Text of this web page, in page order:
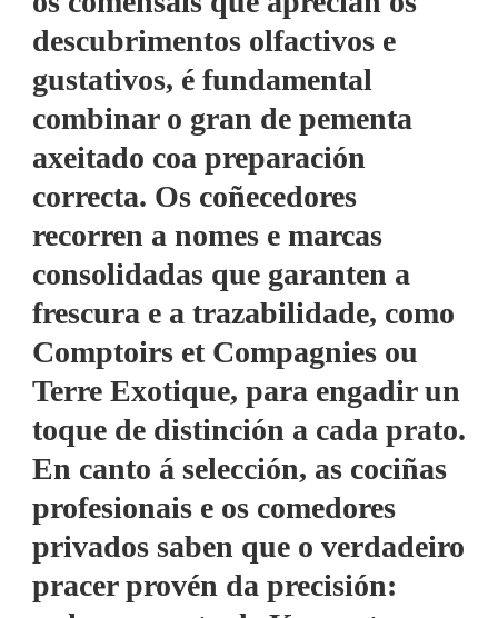
descubrimentos olfactivos e
gustativos, é fundamental
combinar o gran de pementa
axeitado coa preparación
correcta. Os coñecedores
recorren a nomes e marcas
consolidadas que garanten a
frescura e a trazabilidade, como
Comptoirs et Compagnies ou
Terre Exotique, para engadir un
toque de distinción a cada prato.
En canto á selección, as cociñas
profesionais e os comedores
privados saben que o verdadeiro
pracer provén da precisión: